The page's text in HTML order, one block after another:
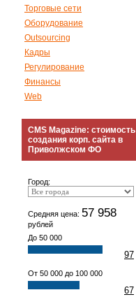
Торговые сети
Оборудование
Outsourcing
Кадры
Регулирование
Финансы
Web
CMS Magazine: стоимость
создания корп. сайта в
Приволжском ФО
Город:
Средняя цена: 57 958
рублей
До 50 000
97
От 50 000 до 100 000
67